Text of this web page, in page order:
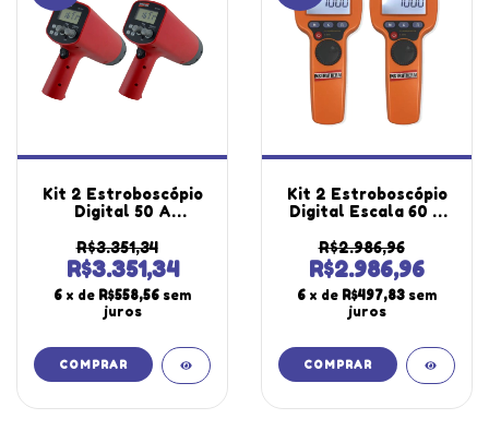
Kit 2 Estroboscópio
Digital 50 A
Medição Ajuste
Grosso Fino 220V
St-710 Portátil
Instrutherm
R$3.351,34
R$3.351,34
6 x de R$558,56 sem
juros
Kit 2 Estroboscópio
Digital Escala 60 A
Iluminação Led Alto
Brilho St-800
Portátil Instrutherm
R$2.986,96
R$2.986,96
6 x de R$497,83 sem
juros